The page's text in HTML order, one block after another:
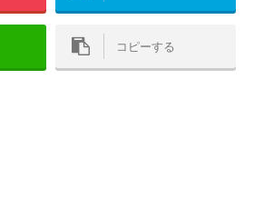
コピーする